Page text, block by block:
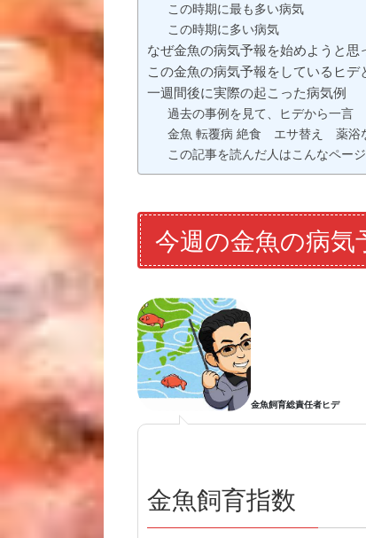
この時期に最も多い病気
この時期に多い病気
なぜ金魚の病気予報を始めようと思
この金魚の病気予報をしているヒデ
一週間後に実際の起こった病気例
過去の事例を見て、ヒデから一言
金魚 転覆病 絶食 エサ替え 薬浴
この記事を読んだ人はこんなペー
今週の金魚の病気
金魚飼育総責任者ヒデ
金魚飼育指数